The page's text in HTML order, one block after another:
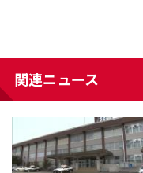
関連ニュース